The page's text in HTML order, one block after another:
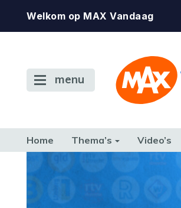
Welkom op MAX Vandaag
menu
Home Thema’s Video’s
CONSUMENT